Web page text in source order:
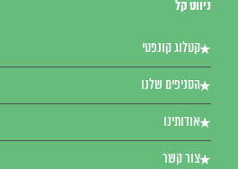
ניווט קל
קטלוג קונפטי
הסניפים שלנו
אודותינו
צור קשר